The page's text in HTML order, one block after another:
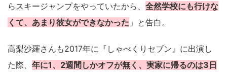
らスキージャンプをやっていたから、 全然学校にも行けな
くて、あまり彼女ができなかった 」と告白。
高梨沙羅さんも2017年に『しゃべくりセブン』に出演し
た際、 年に1、2週間しかオフが無く、実家に帰るのは3日